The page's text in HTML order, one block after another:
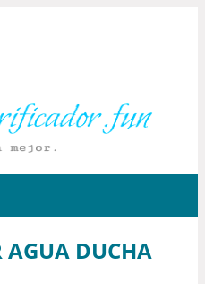
AGUA DUCHA